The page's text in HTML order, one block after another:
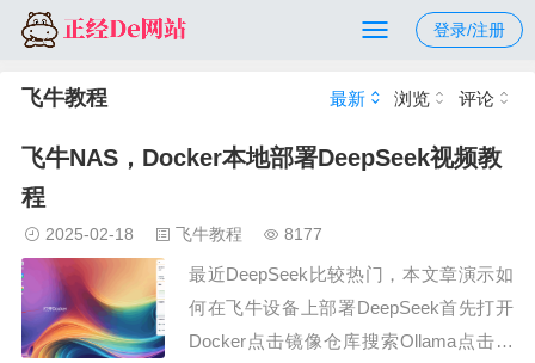
登录/注册
飞牛教程 最新 浏览 评论
飞牛NAS，Docker本地部署DeepSeek视频教
程
2025-02-18 飞牛教程 8177
最近DeepSeek比较热门，本文章演示如
何在飞牛设备上部署DeepSeek首先打开
Docker点击镜像仓库搜索Ollama点击下